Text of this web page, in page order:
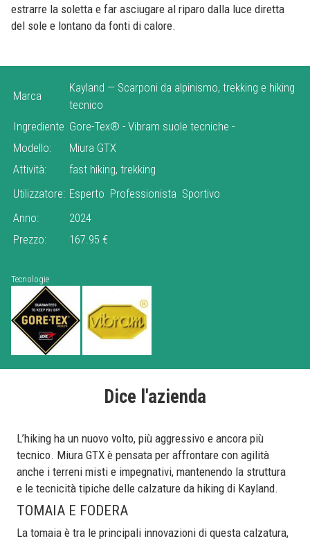
estrarre la soletta e far asciugare al riparo dalla luce diretta
del sole e lontano da fonti di calore.
Marca
Kayland — Scarponi da alpinismo, trekking e hiking
tecnico
Ingrediente Gore-Tex® - Vibram suole tecniche -
Modello:
Miura GTX
Attività:
fast hiking, trekking
Utilizzatore: Esperto Professionista Sportivo
Anno:
2024
Prezzo:
167.95 €
Tecnologie
Dice l'azienda
L’hiking ha un nuovo volto, più aggressivo e ancora più
tecnico. Miura GTX è pensata per affrontare con agilità
anche i terreni misti e impegnativi, mantenendo la struttura
e le tecnicità tipiche delle calzature da hiking di Kayland.
TOMAIA E FODERA
La tomaia è tra le principali innovazioni di questa calzatura,